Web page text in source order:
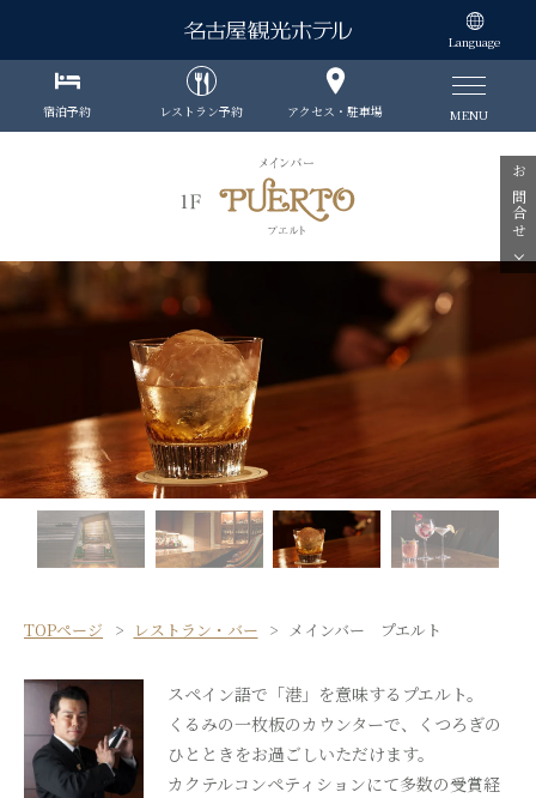
Language
宿泊予約 レストラン予約 アクセス・駐車場 MENU
TOPページ レストラン・バー メインバー プエルト
スペイン語で「港」を意味するプエルト。
くるみの一枚板のカウンターで、くつろぎの
ひとときをお過ごしいただけます。
カクテルコンペティションにて多数の受賞経
お問合せ